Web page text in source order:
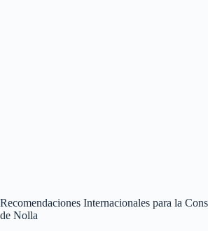
Recomendaciones Internacionales para la
de Nolla